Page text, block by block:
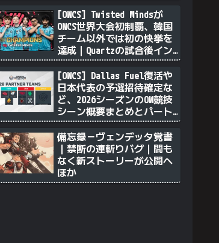
するヴェンデッタ｜Stalk3r
が久々のツィート ほか
[OWCS] Twisted Mindsが
OWCS世界大会初制覇、韓国
チーム以外では初の快挙を
達成｜Quartzの試合後イン
タビュー
[OWCS] Dallas Fuel復活や
日本代表の予選招待確定な
ど、2026シーズンのOW競技
シーン概要まとめとパート
ナーチム選定について
備忘録－ヴェンデッタ覚書
｜禁断の連斬りバグ｜間も
なく新ストーリーが公開へ
ほか